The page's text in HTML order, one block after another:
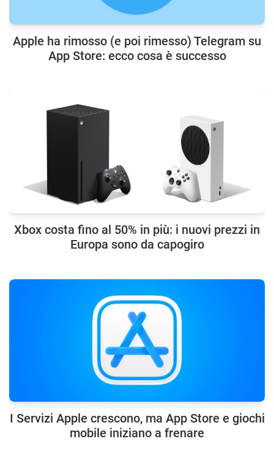
Apple ha rimosso (e poi rimesso) Telegram su
App Store: ecco cosa è successo
Xbox costa fino al 50% in più: i nuovi prezzi in
Europa sono da capogiro
I Servizi Apple crescono, ma App Store e giochi
mobile iniziano a frenare